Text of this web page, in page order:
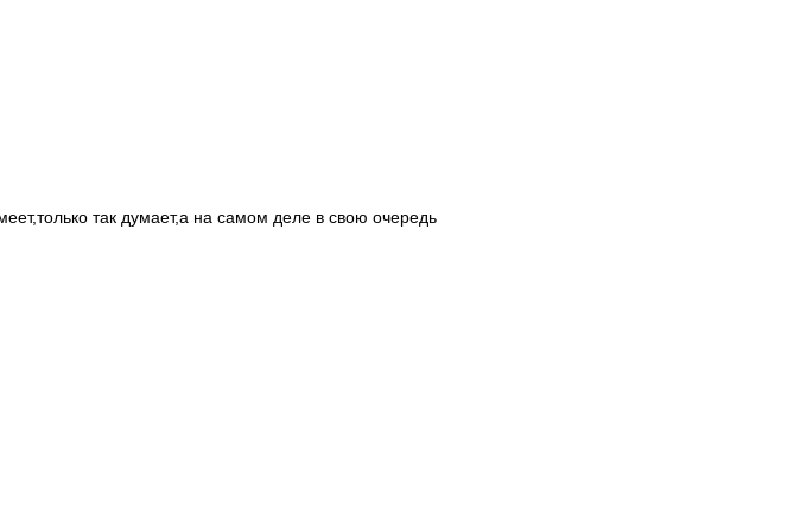
так думает,а на самом деле в свою очередь